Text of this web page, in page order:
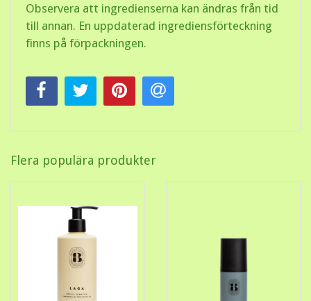
Observera att ingredienserna kan ändras från tid
till annan. En uppdaterad ingrediensförteckning
finns på förpackningen.
Flera populära produkter